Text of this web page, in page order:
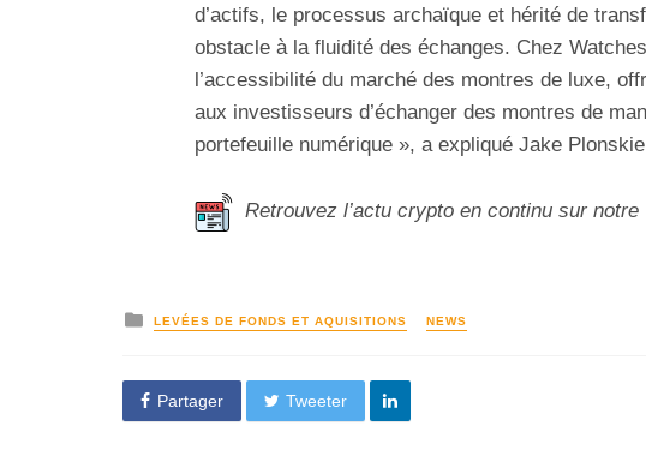
d’actifs, le processus archaïque et hérité de
obstacle à la fluidité des échanges. Chez
l’accessibilité du marché des montres de luxe,
aux investisseurs d’échanger des montres de
portefeuille numérique », a expliqué Jake
Retrouvez l’actu crypto en continu sur notre
LEVÉES DE FONDS ET AQUISITIONS NEWS
Partager Tweeter